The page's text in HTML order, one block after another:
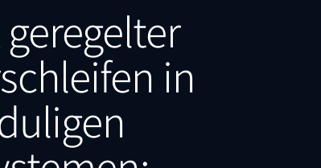
in